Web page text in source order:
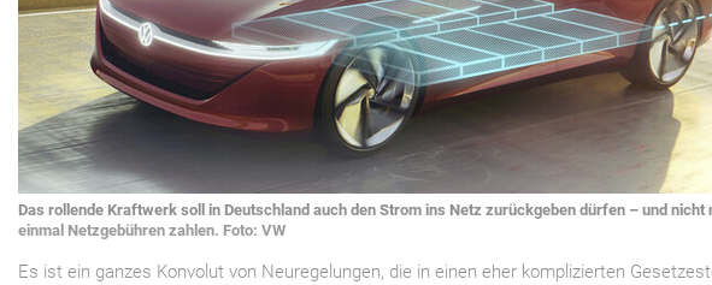
Das rollende Kraftwerk soll in Deutschland auch den Strom ins Netz zurückgeben dürfen – und nicht
einmal Netzgebühren zahlen. Foto: VW
Es ist ein ganzes Konvolut von Neuregelungen, die in einen eher komplizierten